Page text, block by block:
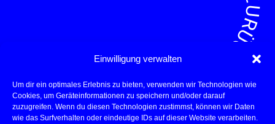
Einwilligung verwalten
Um dir ein optimales Erlebnis zu bieten, verwenden wir Technologien wie
Cookies, um Geräteinformationen zu speichern und/oder darauf
zuzugreifen. Wenn du diesen Technologien zustimmst, können wir Daten
wie das Surfverhalten oder eindeutige IDs auf dieser Website verarbeiten.